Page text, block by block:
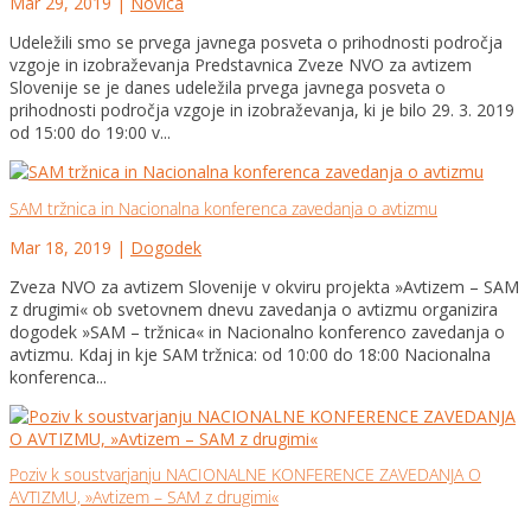
Udeležili smo se prvega javnega posveta o prihodnosti področja
vzgoje in izobraževanja Predstavnica Zveze NVO za avtizem
Slovenije se je danes udeležila prvega javnega posveta o
prihodnosti področja vzgoje in izobraževanja, ki je bilo 29. 3. 2019
od 15:00 do 19:00 v...
SAM tržnica in Nacionalna konferenca zavedanja o avtizmu
Mar 18, 2019 | Dogodek
Zveza NVO za avtizem Slovenije v okviru projekta »Avtizem – SAM
z drugimi« ob svetovnem dnevu zavedanja o avtizmu organizira
dogodek »SAM – tržnica« in Nacionalno konferenco zavedanja o
avtizmu. Kdaj in kje SAM tržnica: od 10:00 do 18:00 Nacionalna
konferenca...
Poziv k soustvarjanju NACIONALNE KONFERENCE ZAVEDANJA O
AVTIZMU, »Avtizem – SAM z drugimi«